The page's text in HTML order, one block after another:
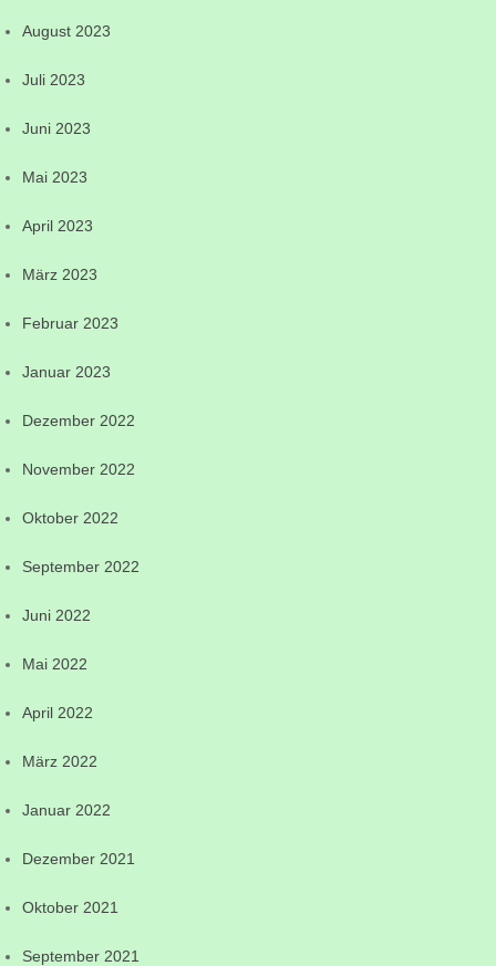
August 2023
Juli 2023
Juni 2023
Mai 2023
April 2023
März 2023
Februar 2023
Januar 2023
Dezember 2022
November 2022
Oktober 2022
September 2022
Juni 2022
Mai 2022
April 2022
März 2022
Januar 2022
Dezember 2021
Oktober 2021
September 2021